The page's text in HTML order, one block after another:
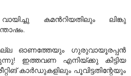
കമന്‍റിയതിലും ലിങ്കു
ഓണത്തേയും ഗുരുവായൂരപ്പന്‍
ഇത്തവണ എനിയ്ക്കു കിട്ടിയ
കാര്‍ഡുകളിലും പൂവിട്ടതിന്റേയും